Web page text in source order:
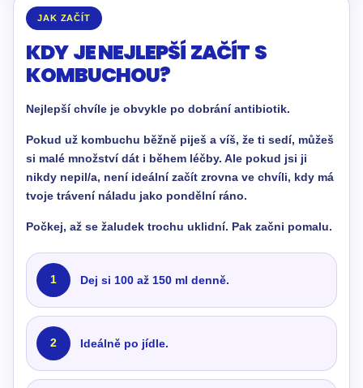
JAK ZAČÍT
KDY JE NEJLEPŠÍ ZAČÍT S
KOMBUCHOU?
Nejlepší chvíle je obvykle po dobrání antibiotik.
Pokud už kombuchu běžně piješ a víš, že ti sedí, můžeš
si malé množství dát i během léčby. Ale pokud jsi ji
nikdy nepil/a, není ideální začít zrovna ve chvíli, kdy má
tvoje trávení náladu jako pondělní ráno.
Počkej, až se žaludek trochu uklidní. Pak začni pomalu.
1 Dej si 100 až 150 ml denně.
2 Ideálně po jídle.